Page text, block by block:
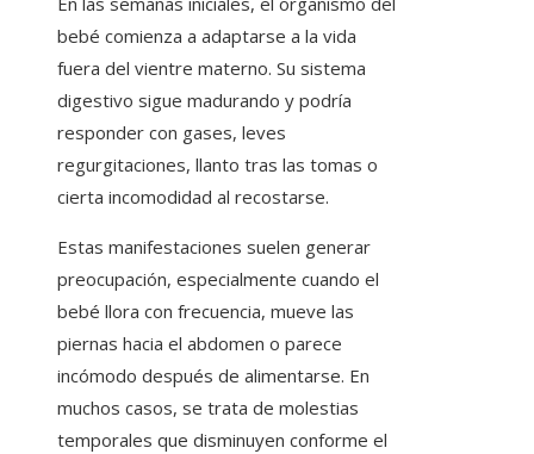
bebé comienza a adaptarse a la vida
fuera del vientre materno. Su sistema
digestivo sigue madurando y podría
responder con gases, leves
regurgitaciones, llanto tras las tomas o
cierta incomodidad al recostarse.
Estas manifestaciones suelen generar
preocupación, especialmente cuando el
bebé llora con frecuencia, mueve las
piernas hacia el abdomen o parece
incómodo después de alimentarse. En
muchos casos, se trata de molestias
temporales que disminuyen conforme el